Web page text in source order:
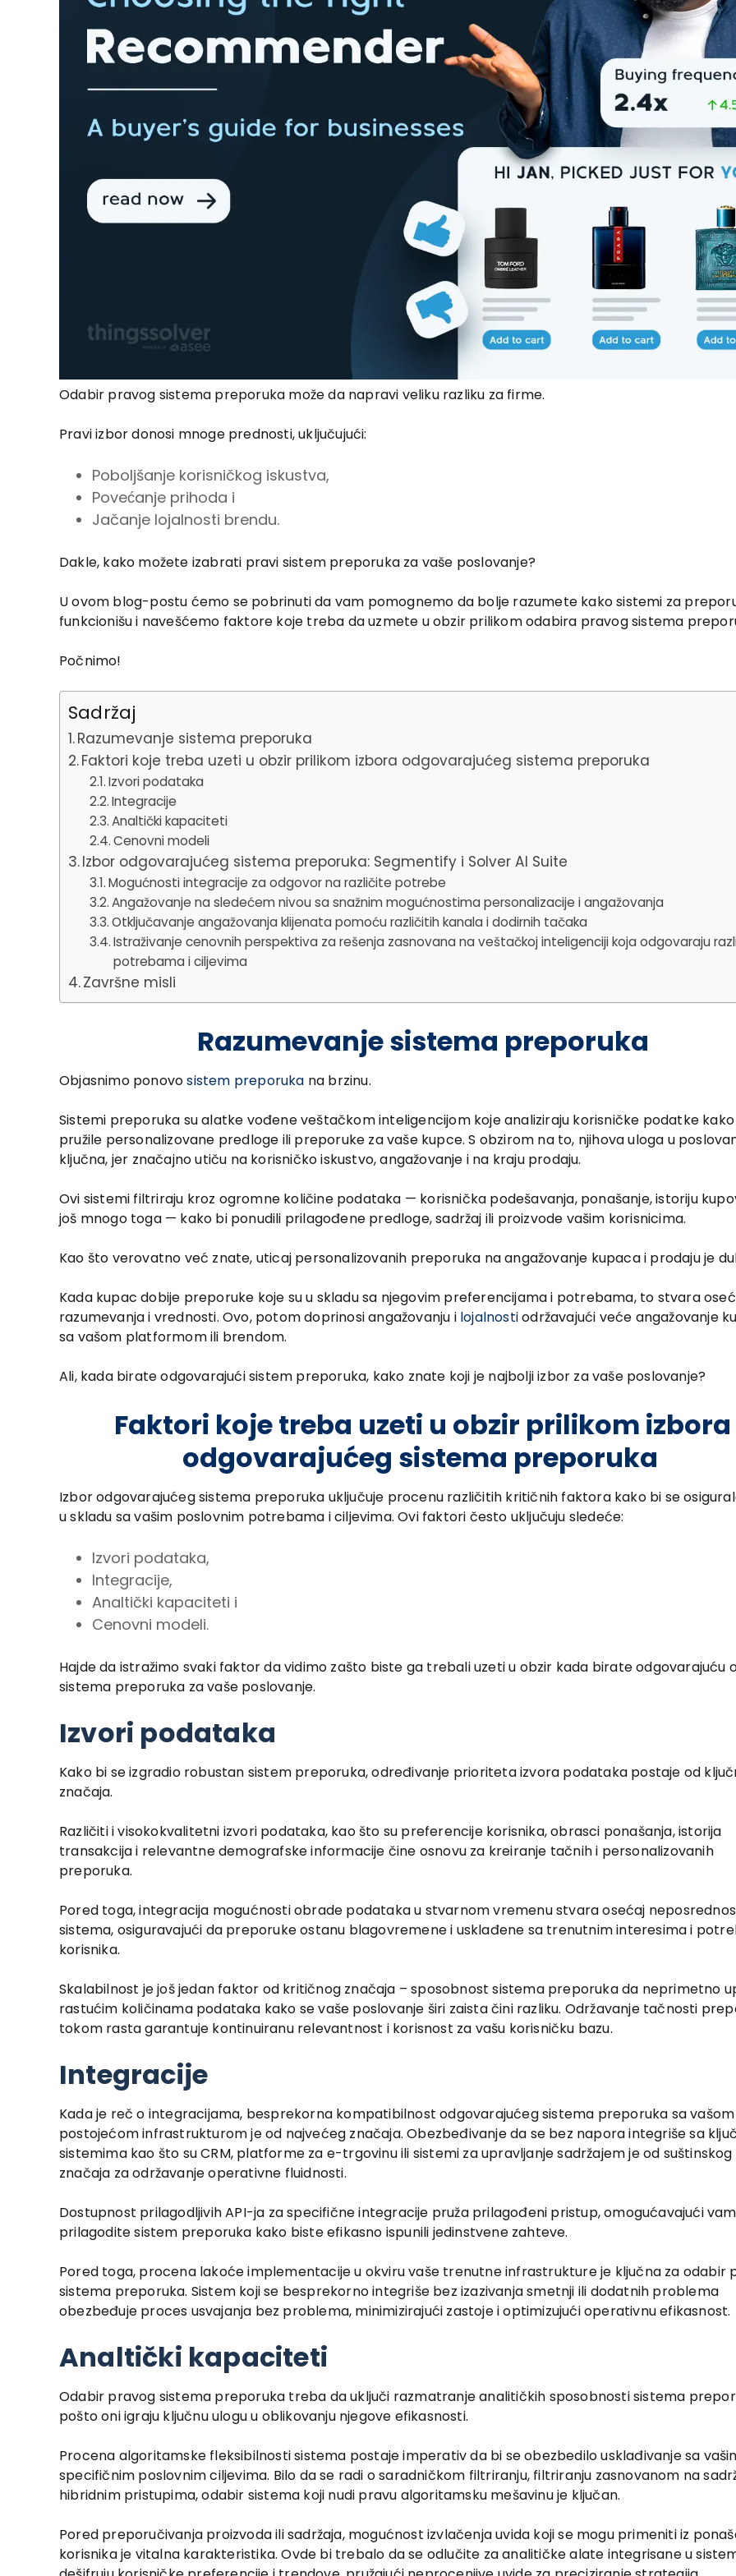
Odabir pravog sistema preporuka može da napravi veliku razliku za firme.
Pravi izbor donosi mnoge prednosti, uključujući:
Poboljšanje korisničkog iskustva,
Povećanje prihoda i
Jačanje lojalnosti brendu.
Dakle, kako možete izabrati pravi sistem preporuka za vaše poslovanje?
U ovom blog-postu ćemo se pobrinuti da vam pomognemo da bolje razumete kako sistemi za
funkcionišu i navešćemo faktore koje treba da uzmete u obzir prilikom odabira pravog sistema
Počnimo!
Sadržaj
Razumevanje sistema preporuka
Faktori koje treba uzeti u obzir prilikom izbora odgovarajućeg sistema preporuka
Izvori podataka
Integracije
Analtički kapaciteti
Cenovni modeli
Izbor odgovarajućeg sistema preporuka: Segmentify i Solver AI Suite
Mogućnosti integracije za odgovor na različite potrebe
Angažovanje na sledećem nivou sa snažnim mogućnostima personalizacije i angažovanja
Otključavanje angažovanja klijenata pomoću različitih kanala i dodirnih tačaka
Istraživanje cenovnih perspektiva za rešenja zasnovana na veštačkoj inteligenciji koja odgovaraju
potrebama i ciljevima
Završne misli
Razumevanje sistema preporuka
Objasnimo ponovosistem preporuka na brzinu.
Sistemi preporuka su alatke vođene veštačkom inteligencijom koje analiziraju korisničke podatke
pružile personalizovane predloge ili preporuke za vaše kupce. S obzirom na to, njihova uloga u
ključna, jer značajno utiču na korisničko iskustvo, angažovanje i na kraju prodaju.
Ovi sistemi filtriraju kroz ogromne količine podataka — korisnička podešavanja, ponašanje, istoriju
još mnogo toga — kako bi ponudili prilagođene predloge, sadržaj ili proizvode vašim korisnicima.
Kao što verovatno već znate, uticaj personalizovanih preporuka na angažovanje kupaca i prodaju je
Kada kupac dobije preporuke koje su u skladu sa njegovim preferencijama i potrebama, to stvara
razumevanja i vrednosti. Ovo, potom doprinosi angažovanju i lojalnostiodržavajući veće angažovanje
sa vašom platformom ili brendom.
Ali, kada birate odgovarajući sistem preporuka, kako znate koji je najbolji izbor za vaše poslovanje?
Faktori koje treba uzeti u obzir prilikom izbora
odgovarajućeg sistema preporuka
Izbor odgovarajućeg sistema preporuka uključuje procenu različitih kritičnih faktora kako bi se
u skladu sa vašim poslovnim potrebama i ciljevima. Ovi faktori često uključuju sledeće:
Izvori podataka,
Integracije,
Analtički kapaciteti i
Cenovni modeli.
Hajde da istražimo svaki faktor da vidimo zašto biste ga trebali uzeti u obzir kada birate odgovarajuću
sistema preporuka za vaše poslovanje.
Izvori podataka
Kako bi se izgradio robustan sistem preporuka, određivanje prioriteta izvora podataka postaje od
značaja.
Različiti i visokokvalitetni izvori podataka, kao što su preferencije korisnika, obrasci ponašanja, istorija
transakcija i relevantne demografske informacije čine osnovu za kreiranje tačnih i personalizovanih
preporuka.
Pored toga, integracija mogućnosti obrade podataka u stvarnom vremenu stvara osećaj
sistema, osiguravajući da preporuke ostanu blagovremene i usklađene sa trenutnim interesima i
korisnika.
Skalabilnost je još jedan faktor od kritičnog značaja – sposobnost sistema preporuka da neprimetno
rastućim količinama podataka kako se vaše poslovanje širi zaista čini razliku. Održavanje tačnosti
tokom rasta garantuje kontinuiranu relevantnost i korisnost za vašu korisničku bazu.
Integracije
Kada je reč o integracijama, besprekorna kompatibilnost odgovarajućeg sistema preporuka sa vašom
postojećom infrastrukturom je od najvećeg značaja. Obezbeđivanje da se bez napora integriše sa
sistemima kao što su CRM, platforme za e-trgovinu ili sistemi za upravljanje sadržajem je od suštinskog
značaja za održavanje operativne fluidnosti.
Dostupnost prilagodljivih API-ja za specifične integracije pruža prilagođeni pristup, omogućavajući
prilagodite sistem preporuka kako biste efikasno ispunili jedinstvene zahteve.
Pored toga, procena lakoće implementacije u okviru vaše trenutne infrastrukture je ključna za odabir
sistema preporuka. Sistem koji se besprekorno integriše bez izazivanja smetnji ili dodatnih problema
obezbeđuje proces usvajanja bez problema, minimizirajući zastoje i optimizujući operativnu efikasnost.
Analtički kapaciteti
Odabir pravog sistema preporuka treba da uključi razmatranje analitičkih sposobnosti sistema
pošto oni igraju ključnu ulogu u oblikovanju njegove efikasnosti.
Procena algoritamske fleksibilnosti sistema postaje imperativ da bi se obezbedilo usklađivanje sa
specifičnim poslovnim ciljevima. Bilo da se radi o saradničkom filtriranju, filtriranju zasnovanom na
hibridnim pristupima, odabir sistema koji nudi pravu algoritamsku mešavinu je ključan.
Pored preporučivanja proizvoda ili sadržaja, mogućnost izvlačenja uvida koji se mogu primeniti iz
korisnika je vitalna karakteristika. Ovde bi trebalo da se odlučite za analitičke alate integrisane u